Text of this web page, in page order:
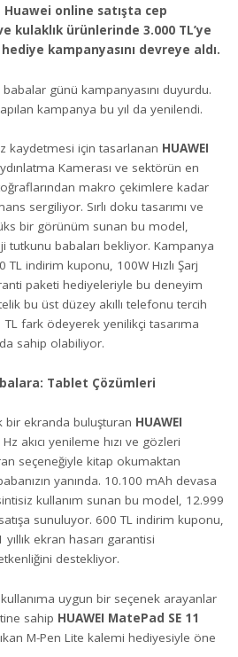
online satışta cep
ürünlerinde 3.000 TL’ye
kampanyasını devreye aldı.
günü kampanyasını duyurdu.
kampanya bu yıl da yenilendi.
kaydetmesi için tasarlanan HUAWEI
Kamerası ve sektörün en
makro çekimlere kadar
sergiliyor. Sırlı doku tasarımı ve
bir görünüm sunan bu model,
tutkunu babaları bekliyor. Kampanya
indirim kuponu, 100W Hızlı Şarj
paketi hediyeleriyle bu deneyim
bu üst düzey akıllı telefonu tercih
TL fark ödeyerek yenilikçi tasarıma
sahip olabiliyor.
Tablet Çözümleri
bir ekranda buluşturan HUAWEI
akıcı yenileme hızı ve gözleri
seçeneğiyle kitap okumaktan
yanında. 10.100 mAh devasa
kullanım sunan bu model, 12.999
sunuluyor. 600 TL indirim kuponu,
yıllık ekran hasarı garantisi
destekliyor.
uygun bir seçenek arayanlar
sahip HUAWEI MatePad SE 11
M-Pen Lite kalemi hediyesiyle öne